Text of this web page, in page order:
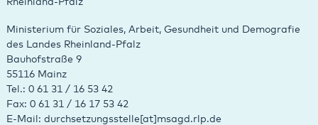
Rheinland-Pfalz
Ministerium für Soziales, Arbeit, Gesundheit und Demografie
des Landes Rheinland-Pfalz
Bauhofstraße 9
55116 Mainz
Tel.: 0 61 31 / 16 53 42
Fax: 0 61 31 / 16 17 53 42
E-Mail: durchsetzungsstelle[at]msagd.rlp.de